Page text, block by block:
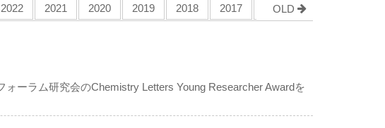
2022 2021 2020 2019 2018 2017 2016
OLD
ーラム研究会のChemistry Letters Young Researcher Awardを